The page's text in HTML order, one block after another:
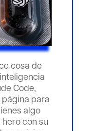
cosa de
Code,
página para
algo
con su